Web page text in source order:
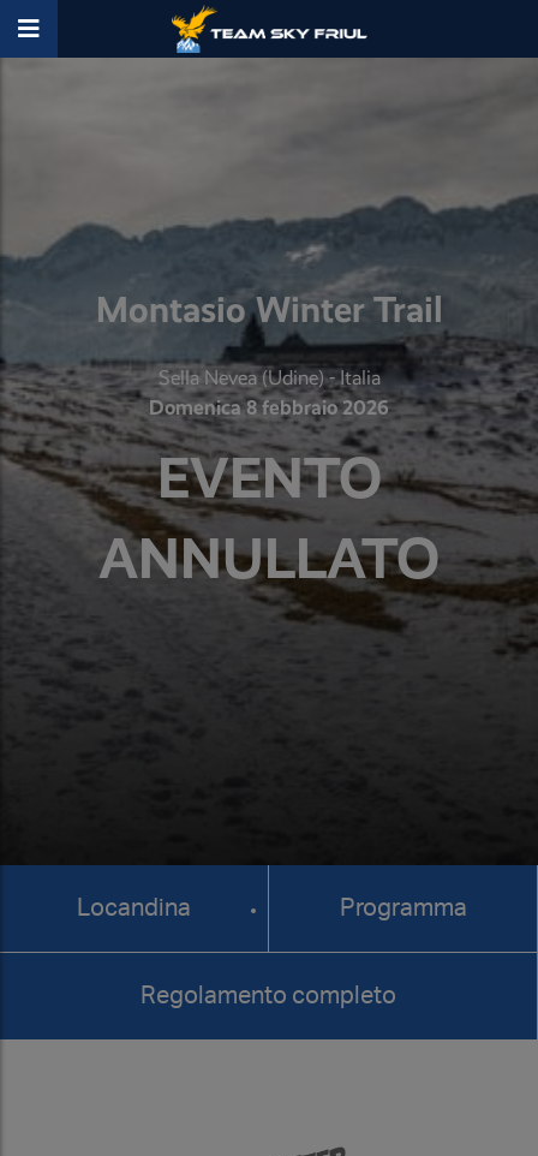
Montasio Winter Trail
Sella Nevea (Udine) - Italia
Domenica 8 febbraio 2026
EVENTO
ANNULLATO
Locandina Programma
Regolamento completo